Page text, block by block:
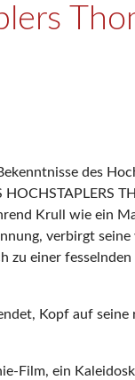
des
Krull wie ein
verbirgt
einer
Kopf auf seine
Film, ein